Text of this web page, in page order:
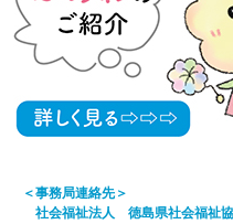
＜事務局連絡先＞
社会福祉法人 徳島県社会福祉